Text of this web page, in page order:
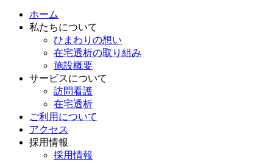
ホーム
私たちについて
ひまわりの想い
在宅透析の取り組み
施設概要
サービスについて
訪問看護
在宅透析
ご利用について
アクセス
採用情報
採用情報